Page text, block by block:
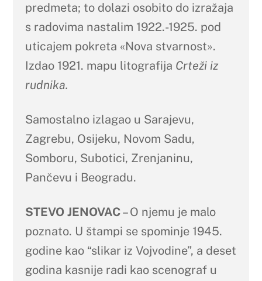
predmeta; to dolazi osobito do izražaja
s radovima nastalim 1922.-1925. pod
uticajem pokreta «Nova stvarnost».
Izdao 1921. mapu litografija Crteži iz
rudnika.
Samostalno izlagao u Sarajevu,
Zagrebu, Osijeku, Novom Sadu,
Somboru, Subotici, Zrenjaninu,
Pančevu i Beogradu.
STEVO JENOVAC– O njemu je malo
poznato. U štampi se spominje 1945.
godine kao “slikar iz Vojvodine”, a deset
godina kasnije radi kao scenograf u